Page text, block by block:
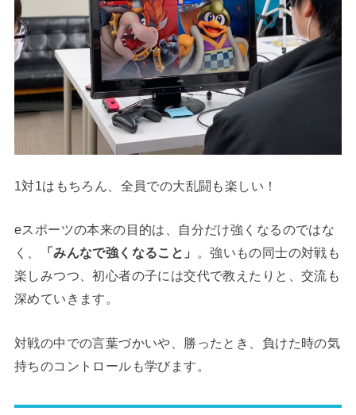
1対1はもちろん、全員での大乱闘も楽しい！
eスポーツの本来の目的は、自分だけ強くなるのではな
く、
「みんなで強くなること」
。強いもの同士の対戦も
楽しみつつ、初心者の子には交代で教えたりと、交流も
深めていきます。
対戦の中での言葉づかいや、勝ったとき、負けた時の気
持ちのコントロールも学びます。